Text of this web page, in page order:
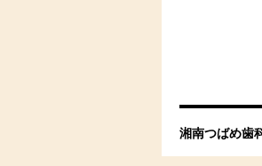
湘南つばめ歯